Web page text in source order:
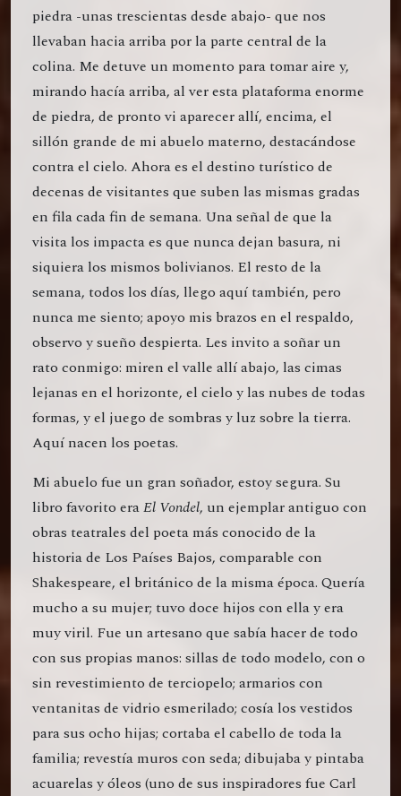
piedra -unas trescientas desde abajo- que nos
llevaban hacia arriba por la parte central de la
colina. Me detuve un momento para tomar aire y,
mirando hacía arriba, al ver esta plataforma enorme
de piedra, de pronto vi aparecer allí, encima, el
sillón grande de mi abuelo materno, destacándose
contra el cielo. Ahora es el destino turístico de
decenas de visitantes que suben las mismas gradas
en fila cada fin de semana. Una señal de que la
visita los impacta es que nunca dejan basura, ni
siquiera los mismos bolivianos. El resto de la
semana, todos los días, llego aquí también, pero
nunca me siento; apoyo mis brazos en el respaldo,
observo y sueño despierta. Les invito a soñar un
rato conmigo: miren el valle allí abajo, las cimas
lejanas en el horizonte, el cielo y las nubes de todas
formas, y el juego de sombras y luz sobre la tierra.
Aquí nacen los poetas.
Mi abuelo fue un gran soñador, estoy segura. Su
libro favorito eraEl Vondel, un ejemplar antiguo con
obras teatrales del poeta más conocido de la
historia de Los Países Bajos, comparable con
Shakespeare, el británico de la misma época. Quería
mucho a su mujer; tuvo doce hijos con ella y era
muy viril. Fue un artesano que sabía hacer de todo
con sus propias manos: sillas de todo modelo, con o
sin revestimiento de terciopelo; armarios con
ventanitas de vidrio esmerilado; cosía los vestidos
para sus ocho hijas; cortaba el cabello de toda la
familia; revestía muros con seda; dibujaba y pintaba
acuarelas y óleos (uno de sus inspiradores fue Carl